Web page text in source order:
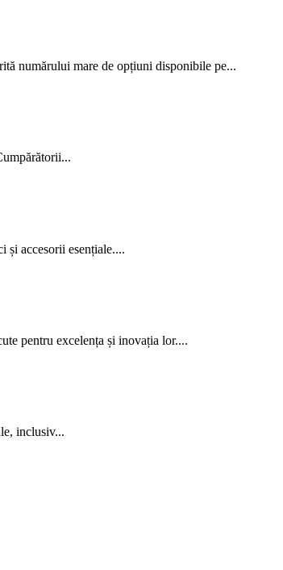
numărului mare de opțiuni disponibile pe...
și accesorii esențiale....
pentru excelența și inovația lor....
inclusiv...